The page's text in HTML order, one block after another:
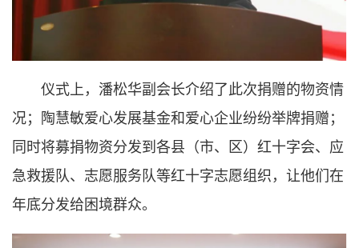
仪式上，潘松华副会长介绍了此次捐赠的物资情
况；陶慧敏爱心发展基金和爱心企业纷纷举牌捐赠；
同时将募捐物资分发到各县（市、区）红十字会、应
急救援队、志愿服务队等红十字志愿组织，让他们在
年底分发给困境群众。